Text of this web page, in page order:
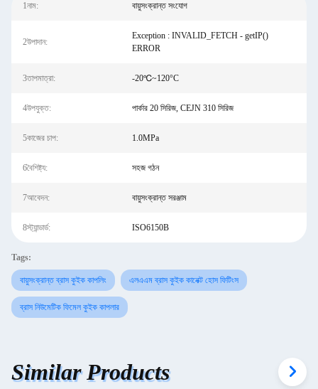
1নাম: বায়ুসংক্রান্ত সংযোগ
2উপাদান:
Exception : INVALID_FETCH - getIP()
ERROR
3তাপমাত্রা: -20℃~120°C
4উপযুক্ত: পার্কার 20 সিরিজ, CEJN 310 সিরিজ
5কাজের চাপ: 1.0MPa
6বৈশিষ্ট্য: সহজ গঠন
7আবেদন: বায়ুসংক্রান্ত সরঞ্জাম
8স্ট্যান্ডার্ড: ISO6150B
Tags:
বায়ুসংক্রান্ত ব্রাস কুইক কাপলিং এলএএম ব্রাস কুইক কানেক্ট হোস ফিটিংস
ব্রাস নিউমেটিক ফিমেল কুইক কাপলার
Similar Products